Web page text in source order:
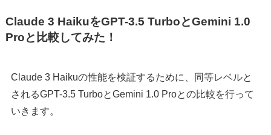
Claude 3 HaikuをGPT-3.5 TurboとGemini 1.0
Proと比較してみた！
Claude 3 Haikuの性能を検証するために、同等レベルと
されるGPT-3.5 TurboとGemini 1.0 Proとの比較を行って
いきます。